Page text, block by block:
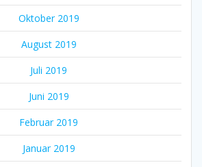
Oktober 2019
August 2019
Juli 2019
Juni 2019
Februar 2019
Januar 2019